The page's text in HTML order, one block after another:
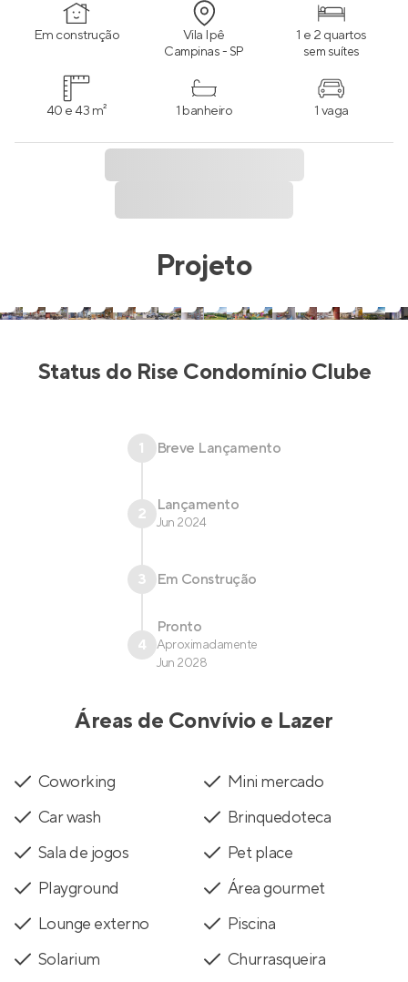
Em construção Vila Ipê
Campinas - SP
1 e 2 quartos
sem suítes
40 e 43 m² 1 banheiro 1 vaga
Projeto
Status do Rise Condomínio Clube
1 Breve Lançamento
2 Lançamento
Jun 2024
3 Em Construção
4
Pronto
Aproximadamente
Jun 2028
Áreas de Convívio e Lazer
Coworking
Mini mercado
Car wash
Brinquedoteca
Sala de jogos
Pet place
Playground
Área gourmet
Lounge externo
Piscina
Solarium
Churrasqueira